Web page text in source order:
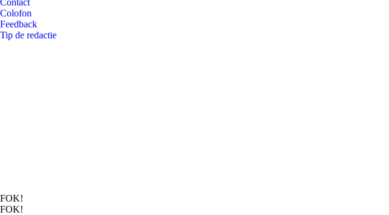
Contact
Colofon
Feedback
Tip de redactie
FOK!
FOK!